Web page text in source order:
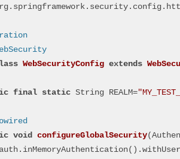
WebSecurityConfig extends
final static String REALM=
void configureGlobalSecurity